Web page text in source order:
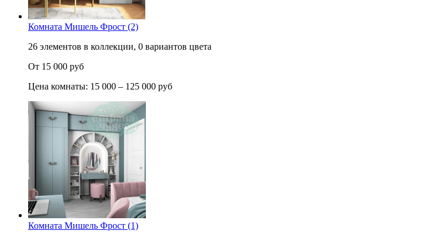
Комната Мишель Фрост (2)
26 элементов в коллекции, 0 вариантов цвета
От 15 000 руб
Цена комнаты: 15 000 – 125 000 руб
Комната Мишель Фрост (1)